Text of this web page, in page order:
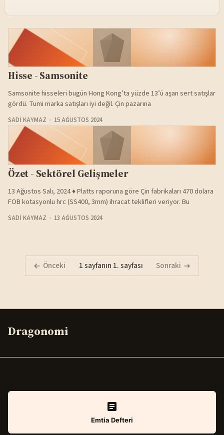
Hisse - Samsonite
Samsonite hisseleri bugün Hong Kong’ta yüzde 13’ü aşan sert satışlar
gördü. Tumi marka satışları iyi değil. Çin pazarına
SADI KAYMAZ 15 AĞUSTOS 2024
Özet - Sektörel Gelişmeler
13 Ağustos Salı, 2024 ♦️ Platts raporuna göre Çin fabrikaları 470 dolara
FOB kotasyonlu hrc (SS400, 3mm) ihracat teklifleri veriyor. Bu
SADI KAYMAZ 13 AĞUSTOS 2024
Önceki 1 sayfanın 1. sayfası Sonraki
Dragonomi
Emtia Defteri